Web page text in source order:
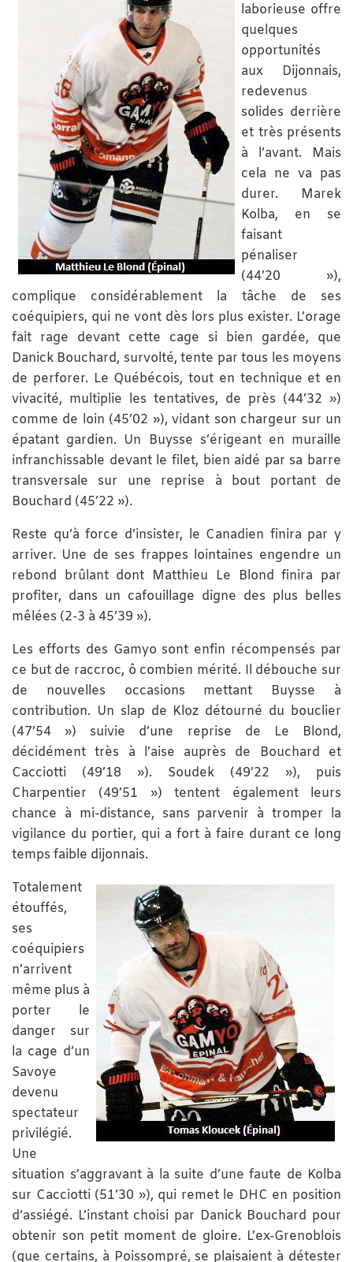
laborieuse offre
quelques
opportunités
aux Dijonnais,
redevenus
solides derrière
et très présents
à l’avant. Mais
cela ne va pas
durer. Marek
Kolba, en se
faisant
pénaliser
(44’20 »),
complique considérablement la tâche de ses
coéquipiers, qui ne vont dès lors plus exister. L’orage
fait rage devant cette cage si bien gardée, que
Danick Bouchard, survolté, tente par tous les moyens
de perforer. Le Québécois, tout en technique et en
vivacité, multiplie les tentatives, de près (44’32 »)
comme de loin (45’02 »), vidant son chargeur sur un
épatant gardien. Un Buysse s’érigeant en muraille
infranchissable devant le filet, bien aidé par sa barre
transversale sur une reprise à bout portant de
Bouchard (45’22 »).
Reste qu’à force d’insister, le Canadien finira par y
arriver. Une de ses frappes lointaines engendre un
rebond brûlant dont Matthieu Le Blond finira par
profiter, dans un cafouillage digne des plus belles
mêlées (2-3 à 45’39 »).
Les efforts des Gamyo sont enfin récompensés par
ce but de raccroc, ô combien mérité. Il débouche sur
de nouvelles occasions mettant Buysse à
contribution. Un slap de Kloz détourné du bouclier
(47’54 ») suivie d’une reprise de Le Blond,
décidément très à l’aise auprès de Bouchard et
Cacciotti (49’18 »). Soudek (49’22 »), puis
Charpentier (49’51 ») tentent également leurs
chance à mi-distance, sans parvenir à tromper la
vigilance du portier, qui a fort à faire durant ce long
temps faible dijonnais.
Totalement
étouffés,
ses
coéquipiers
n’arrivent
même plus à
porter le
danger sur
la cage d’un
Savoye
devenu
spectateur
privilégié.
Une
situation s’aggravant à la suite d’une faute de Kolba
sur Cacciotti (51’30 »), qui remet le DHC en position
d’assiégé. L’instant choisi par Danick Bouchard pour
obtenir son petit moment de gloire. L’ex-Grenoblois
(que certains, à Poissompré, se plaisaient à détester